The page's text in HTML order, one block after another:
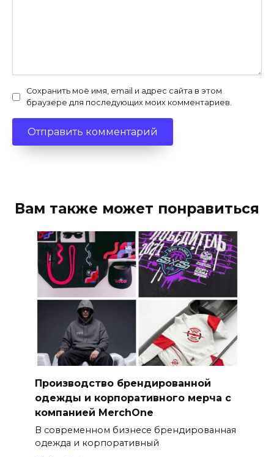
Сохранить моё имя, email и адрес сайта в этом
браузере для последующих моих комментариев.
Вам также может понравиться
Производство брендированной
одежды и корпоративного мерча с
компанией MerchOne
В современном бизнесе брендированная
одежда и корпоративный